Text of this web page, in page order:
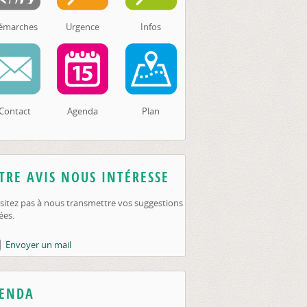
Urgence Infos
Agenda Plan
AVIS NOUS INTÉRESSE
pas à nous transmettre vos suggestions
Envoyer un mail